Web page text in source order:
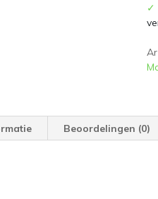
✓
Beoordelingen (0)